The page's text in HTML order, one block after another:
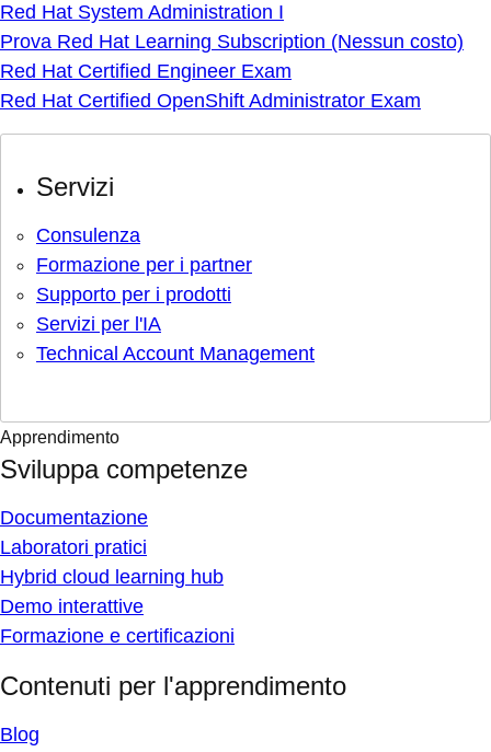
Red Hat System Administration I
Prova Red Hat Learning Subscription (Nessun costo)
Red Hat Certified Engineer Exam
Red Hat Certified OpenShift Administrator Exam
Servizi
Consulenza
Formazione per i partner
Supporto per i prodotti
Servizi per l'IA
Technical Account Management
Apprendimento
Sviluppa competenze
Documentazione
Laboratori pratici
Hybrid cloud learning hub
Demo interattive
Formazione e certificazioni
Contenuti per l'apprendimento
Blog